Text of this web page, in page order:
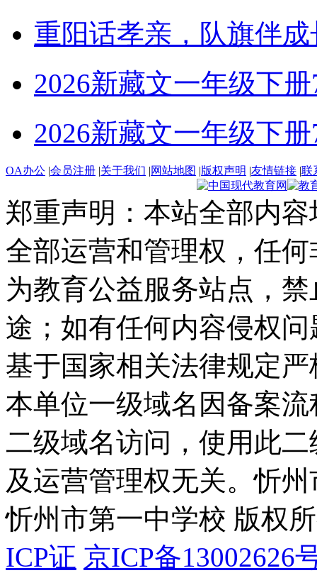
重阳话孝亲，队旗伴成
2026新藏文一年级下册
2026新藏文一年级下册
OA办公 |会员注册 |关于我们 |网站地图 |版权声明 |友情链接 |联
郑重声明：本站全部内
全部运营和管理权，任
为教育公益服务站点，
途；如有任何内容侵权
基于国家相关法律规定
本单位一级域名因备案
二级域名访问，使用此
及运营管理权无关。忻州
忻州市第一中学校 版权
ICP证 京ICP备13002626